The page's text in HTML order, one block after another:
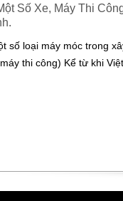
Số Xe, Máy Thi
số loại máy móc trong
thi công) Kể từ khi Việt